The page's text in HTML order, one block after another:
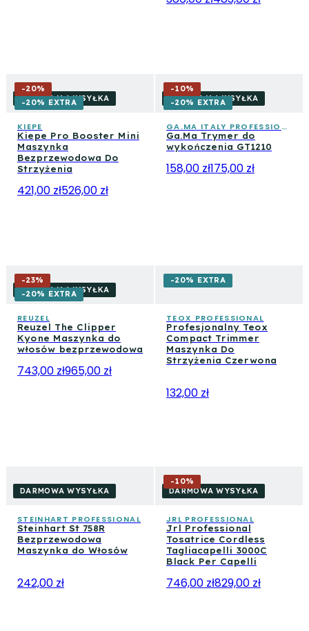
-20%
-20% EXTRA
DARMOWA WYSYŁKA
KIEPE
Kiepe Pro Booster Mini
Maszynka
Bezprzewodowa Do
Strzyżenia
421,00 zł526,00 zł
-10%
-20% EXTRA
DARMOWA WYSYŁKA
GA.MA ITALY PROFESSIONAL
Ga.Ma Trymer do
wykończenia GT1210
158,00 zł175,00 zł
-23%
-20% EXTRA
DARMOWA WYSYŁKA
REUZEL
Reuzel The Clipper
Kyone Maszynka do
włosów bezprzewodowa
743,00 zł965,00 zł
-20% EXTRA
TEOX PROFESSIONAL
Profesjonalny Teox
Compact Trimmer
Maszynka Do
Strzyżenia Czerwona
132,00 zł
DARMOWA WYSYŁKA
STEINHART PROFESSIONAL
Steinhart St 758R
Bezprzewodowa
Maszynka do Włosów
242,00 zł
-10%
DARMOWA WYSYŁKA
JRL PROFESSIONAL
Jrl Professional
Tosatrice Cordless
Tagliacapelli 3000C
Black Per Capelli
746,00 zł829,00 zł